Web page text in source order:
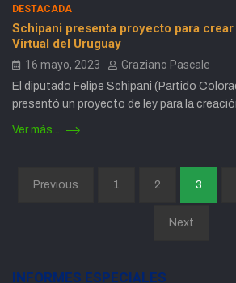
DESTACADA
Schipani presenta proyecto para crear
Virtual del Uruguay
16 mayo, 2023 Graziano Pascale
El diputado Felipe Schipani (Partido
presentó un proyecto de ley para la
Ver más...
Paginación
Previous 1 2 3
Next
INFORMES ESPECIALES